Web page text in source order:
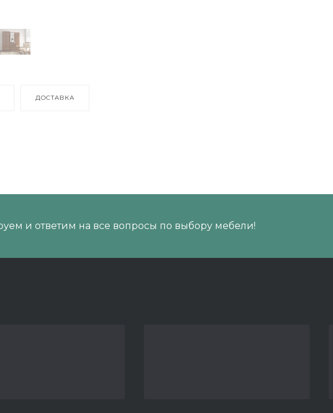
ДОСТАВКА
и ответим на все вопросы по выбору мебели!